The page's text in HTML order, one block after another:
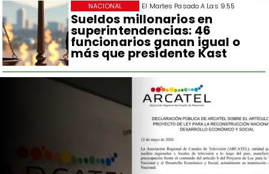
El Martes Pasado A Las 9:55
Sueldos millonarios en
superintendencias: 46
funcionarios ganan igual o
más que presidente Kast
NACIONAL